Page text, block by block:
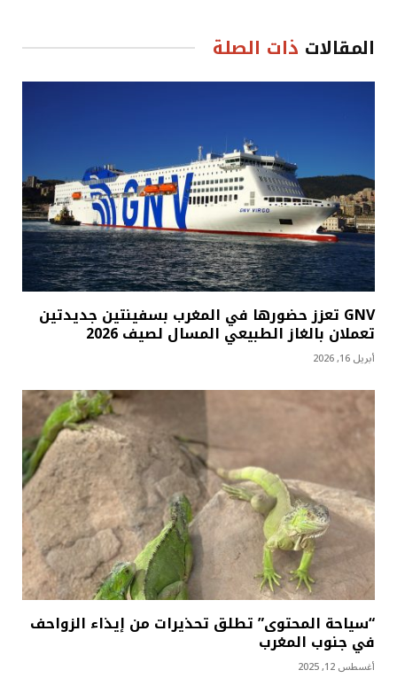
المقالات ذات الصلة
GNV تعزز حضورها في المغرب بسفينتين جديدتين
تعملان بالغاز الطبيعي المسال لصيف 2026
أبريل 16, 2026
“سياحة المحتوى” تطلق تحذيرات من إيذاء الزواحف
في جنوب المغرب
أغسطس 12, 2025